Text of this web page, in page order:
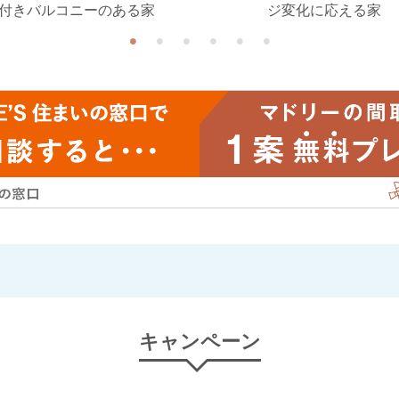
きバルコニーのある家 ジ変化に応える家
キャンペーン